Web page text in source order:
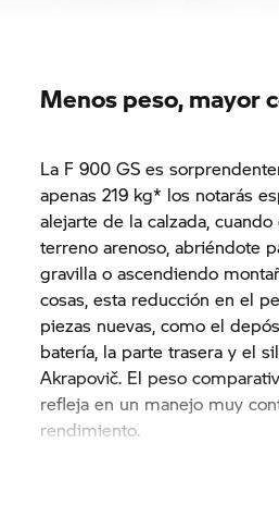
Menos peso, mayor
La F 900 GS es
apenas 219 kg* los notarás
alejarte de la calzada,
terreno arenoso, abriéndote
gravilla o ascendiendo
cosas, esta reducción en el
piezas nuevas, como el
batería, la parte trasera y el
Akrapovič. El peso
refleja en un manejo muy
rendimiento.